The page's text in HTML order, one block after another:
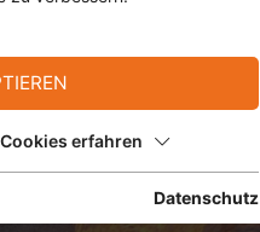
erfahren
Datenschutz